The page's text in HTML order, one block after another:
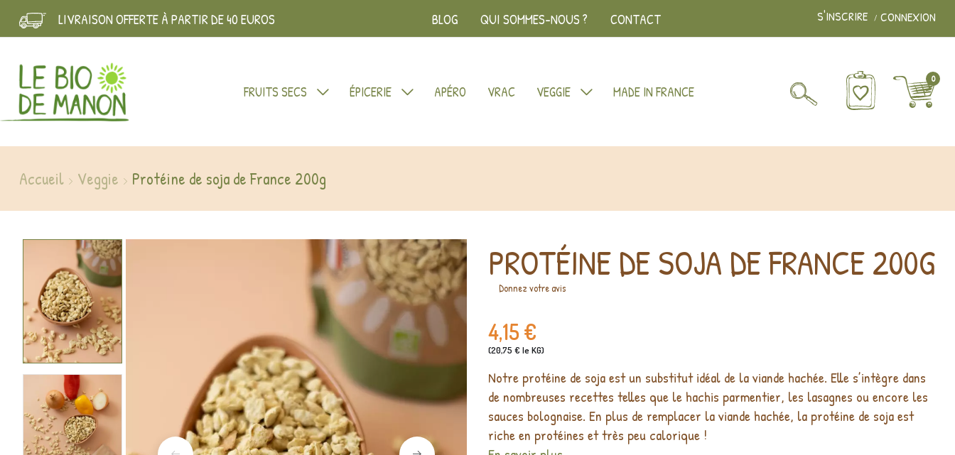
S'INSCRIRE CONNEXION
LIVRAISON OFFERTE À PARTIR DE 40 EUROS BLOG QUI SOMMES-NOUS ? CONTACT
FRUITS SECS ÉPICERIE APÉRO VRAC VEGGIE MADE IN FRANCE
0
Accueil Veggie Protéine de soja de France 200g
PROTÉINE DE SOJA DE FRANCE 200G
Donnez votre avis
4,15 €
(20,75 € le KG)
Notre protéine de soja est un substitut idéal de la viande hachée. Elle s’intègre dans
de nombreuses recettes telles que le hachis parmentier, les lasagnes ou encore les
sauces bolognaise. En plus de remplacer la viande hachée, la protéine de soja est
riche en protéines et très peu calorique !